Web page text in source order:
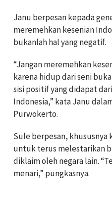
Janu berpesan kepada
meremehkan kesenian
bukanlah hal yang negatif.
“Jangan meremehkan
karena hidup dari seni
sisi positif yang didapat
Indonesia,” kata Janu
Purwokerto.
Sule berpesan, khususnya
untuk terus melestarikan
diklaim oleh negara lain.
menari,” pungkasnya.